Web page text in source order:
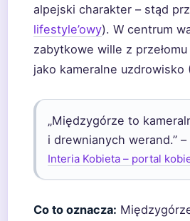
alpejski charakter – stąd
lifestyle’owy). W centrum
zabytkowe wille z
jako kameralne uzdrowisko
„Międzygórze to
i drewnianych werand.” –
Interia Kobieta – portal
Co to oznacza: